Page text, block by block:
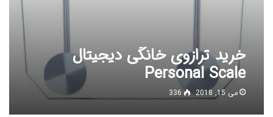
خرید ترازوی خانگی دیجیتال
Personal Scale
می 15, 2018 336